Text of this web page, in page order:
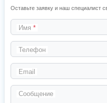
Оставьте заявку и наш специалист
Имя
Телефон
Email
Сообщение